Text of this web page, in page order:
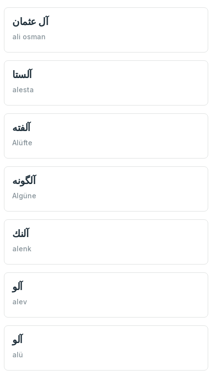
آل عثمان
ali osman
آلستا
alesta
آلفته
Alüfte
آلگونه
Algüne
آلنك
alenk
آلو
alev
آلو
alü